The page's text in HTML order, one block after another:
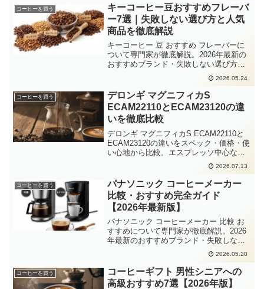
コーヒーを買う
キーコーヒー豆おすすめフレーバ
ー7選｜失敗しない選び方と人気
商品を徹底解説
キーコーヒー 豆 おすすめ フレーバーに
ついて専門家が徹底解説。2026年最新の
おすすめブランド・失敗しない選び方・
Amazon楽天の人気商品をまとめました。
2026.05.24
コーヒーを買う
デロンギ マグニフィカS
ECAM22110とECAM23120の違
いを徹底比較
デロンギ マグニフィカS ECAM22110と
ECAM23120の違いをスペック・価格・使
い心地から比較。エスプレッソ中心なら
ECAM22110、カフェラテ・カプチーノも
楽しみたいならECAM23120が向く理由を
2026年最新情報で解説しています。
2026.07.13
コーヒーを買う
パナソニック コーヒーメーカー
比較・おすすめ完全ガイド
【2026年最新版】
パナソニック コーヒーメーカー 比較 お
すすめについて専門家が徹底解説。2026
年最新のおすすめブランド・失敗しない
選び方・Amazon楽天の人気商品をまとめ
2026.05.20
コーヒーを買う
コーヒーギフト 男性シニアへの
高級おすすめ7選【2026年版】